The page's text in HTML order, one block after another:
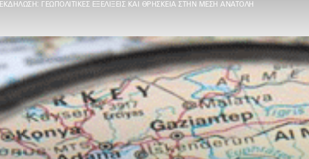
ΕΚΔΉΛΩΣΗ: ΓΕΩΠΟΛΙΤΙΚΈΣ ΕΞΕΛΊΞΕΙΣ ΚΑΙ ΘΡΗΣΚΕΊΑ ΣΤΗΝ ΜΈΣΗ ΑΝΑΤΟΛΉ